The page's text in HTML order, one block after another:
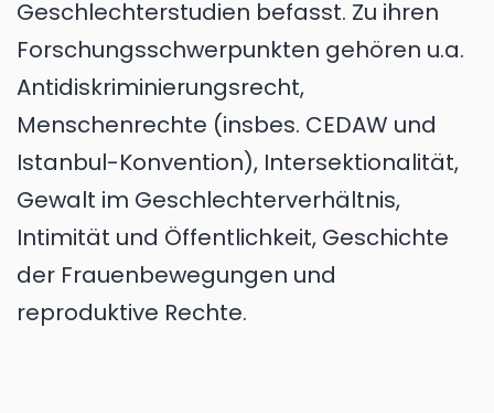
Geschlechterstudien befasst. Zu ihren
Forschungsschwerpunkten gehören u.a.
Antidiskriminierungsrecht,
Menschenrechte (insbes. CEDAW und
Istanbul-Konvention), Intersektionalität,
Gewalt im Geschlechterverhältnis,
Intimität und Öffentlichkeit, Geschichte
der Frauenbewegungen und
reproduktive Rechte.